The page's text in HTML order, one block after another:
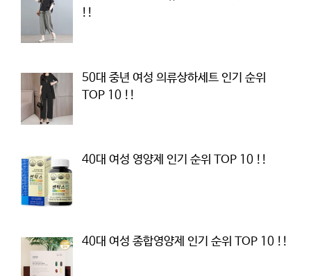
!!
50대 중년 여성 의류상하세트 인기 순위
TOP 10 !!
40대 여성 영양제 인기 순위 TOP 10 !!
40대 여성 종합영양제 인기 순위 TOP 10 !!